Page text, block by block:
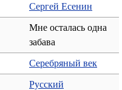
Сергей Есенин
Мне осталась одна
забава
Серебряный век
Русский